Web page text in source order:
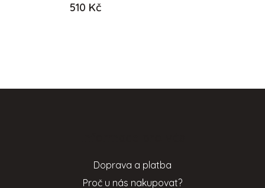
510 Kč
Doprava a platba
Proč u nás nakupovat?